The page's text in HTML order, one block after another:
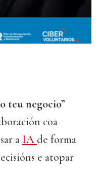
teu negocio”
coa
a IA de forma
e atopar